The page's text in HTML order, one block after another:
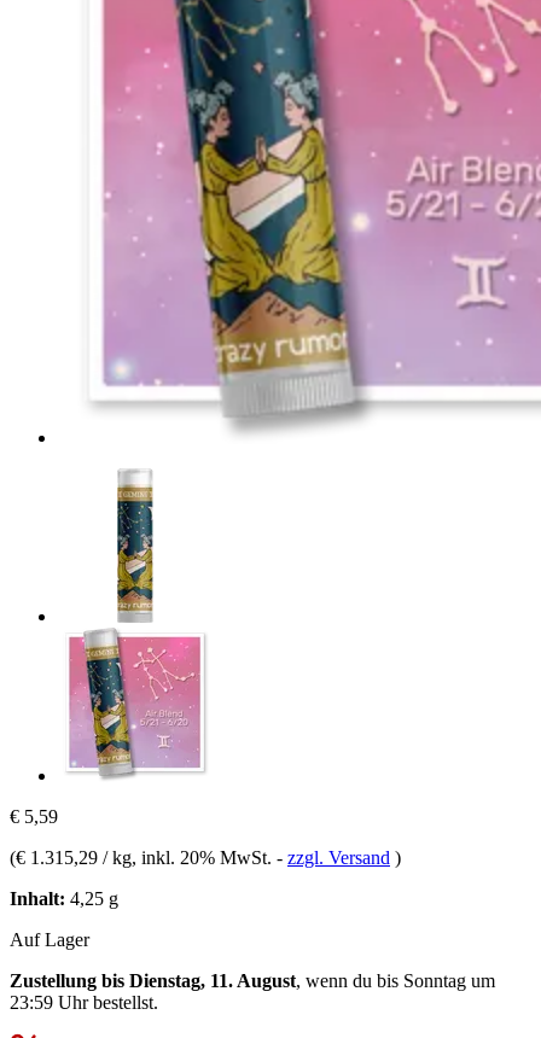
€ 5,59
(€ 1.315,29 / kg, inkl. 20% MwSt. - zzgl. Versand )
Inhalt: 4,25 g
Auf Lager
Zustellung bis Dienstag, 11. August, wenn du bis Sonntag um
23:59 Uhrbestellst.